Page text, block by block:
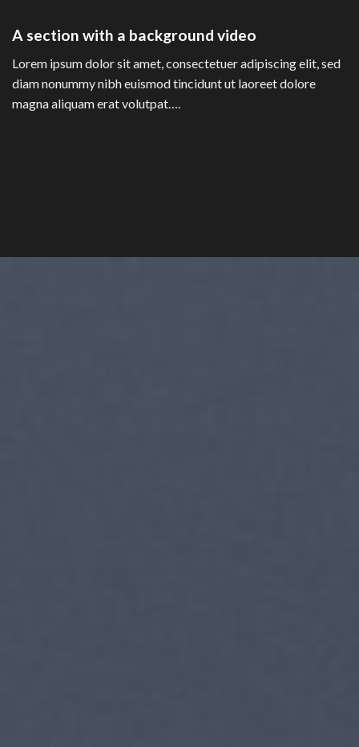
A section with a background video
Lorem ipsum dolor sit amet, consectetuer adipiscing elit, sed
diam nonummy nibh euismod tincidunt ut laoreet dolore
magna aliquam erat volutpat….